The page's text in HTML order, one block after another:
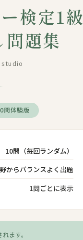
検定1級
問題集
studio
体験版
10問（毎回ランダム）
からバランスよく出題
1問ごとに表示
ます。